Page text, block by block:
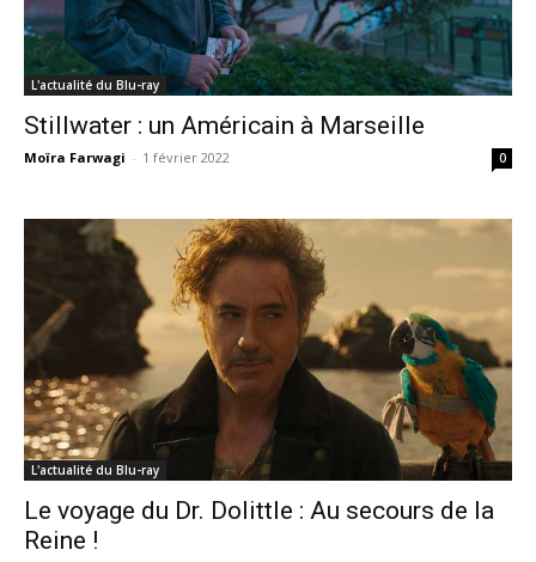
L'actualité du Blu-ray
Stillwater : un Américain à Marseille
Moïra Farwagi - 1 février 2022 0
L'actualité du Blu-ray
Le voyage du Dr. Dolittle : Au secours de la
Reine !